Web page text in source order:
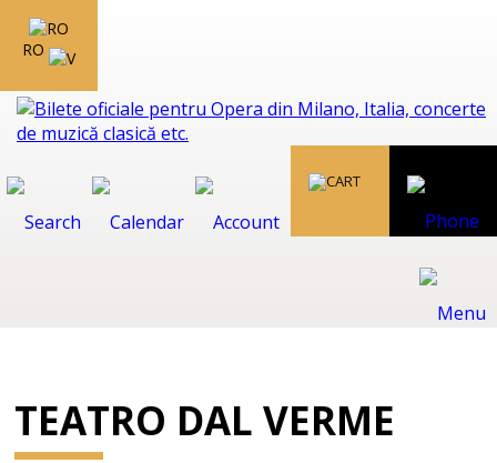
RO
TEATRO DAL VERME